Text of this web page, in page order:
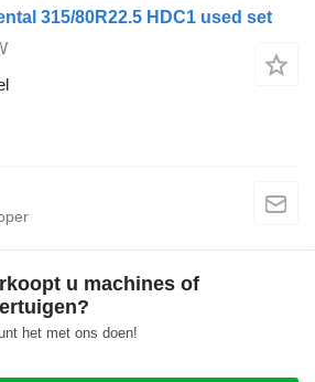
315/80R22.5 HDC1 used set
u machines of
het met ons doen!